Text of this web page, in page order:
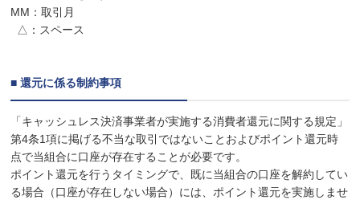
MM：取引月
△：スペース
■ 還元に係る制約事項
「キャッシュレス決済事業者が実施する消費者還元に関する規定」
第4条1項に掲げる不当な取引ではないことおよびポイント還元時
点で当組合に口座が存在することが必要です。
ポイント還元を行うタイミングで、既に当組合の口座を解約してい
る場合（口座が存在しない場合）には、ポイント還元を実施しませ